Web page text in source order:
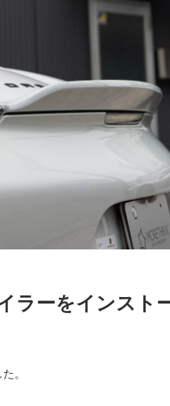
ラーをインスト
。